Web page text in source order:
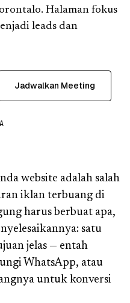
Halaman fokus
leads dan
Jadwalkan Meeting
website adalah salah
iklan terbuang di
harus berbuat apa,
satu
jelas — entah
WhatsApp, atau
untuk konversi